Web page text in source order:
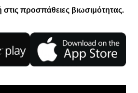
προσπάθειες βιωσιμότητας.